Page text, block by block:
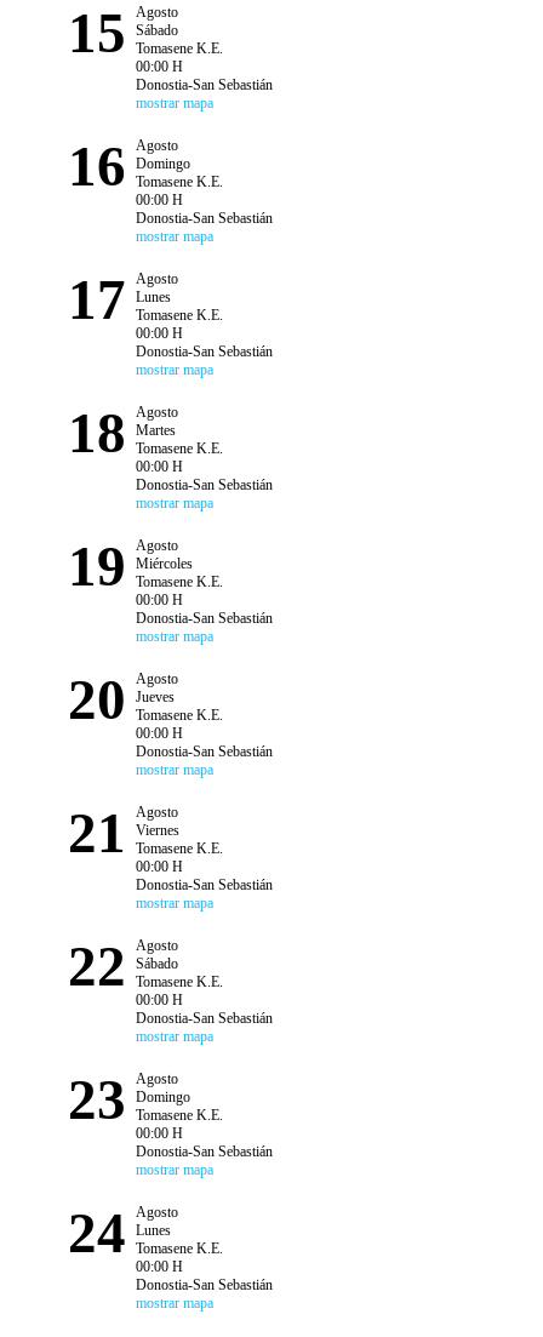
15
Agosto
Sábado
Tomasene K.E.
00:00 H
Donostia-San Sebastián
mostrar mapa
16
Agosto
Domingo
Tomasene K.E.
00:00 H
Donostia-San Sebastián
mostrar mapa
17
Agosto
Lunes
Tomasene K.E.
00:00 H
Donostia-San Sebastián
mostrar mapa
18
Agosto
Martes
Tomasene K.E.
00:00 H
Donostia-San Sebastián
mostrar mapa
19
Agosto
Miércoles
Tomasene K.E.
00:00 H
Donostia-San Sebastián
mostrar mapa
20
Agosto
Jueves
Tomasene K.E.
00:00 H
Donostia-San Sebastián
mostrar mapa
21
Agosto
Viernes
Tomasene K.E.
00:00 H
Donostia-San Sebastián
mostrar mapa
22
Agosto
Sábado
Tomasene K.E.
00:00 H
Donostia-San Sebastián
mostrar mapa
23
Agosto
Domingo
Tomasene K.E.
00:00 H
Donostia-San Sebastián
mostrar mapa
24
Agosto
Lunes
Tomasene K.E.
00:00 H
Donostia-San Sebastián
mostrar mapa